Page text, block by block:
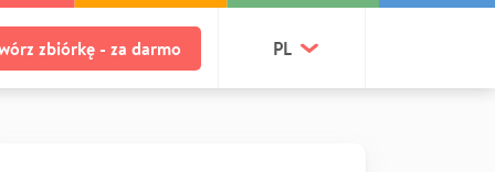
zbiórkę - za darmo PL